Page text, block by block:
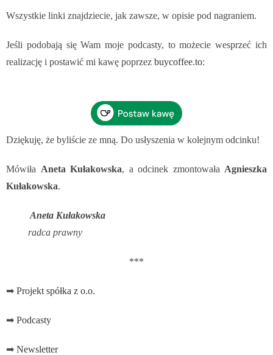
Wszystkie linki znajdziecie, jak zawsze, w opisie pod nagraniem.
Jeśli podobają się Wam moje podcasty, to możecie wesprzeć ich
realizację i postawić mi kawę poprzez buycoffee.to:
Dziękuję, że byliście ze mną. Do usłyszenia w kolejnym odcinku!
Mówiła Aneta Kułakowska, a odcinek zmontowała Agnieszka
Kułakowska.
Aneta Kułakowska
radca prawny
***
➡ Projekt spółka z o.o.
➡ Podcasty
➡ Newsletter